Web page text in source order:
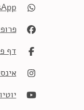
דף